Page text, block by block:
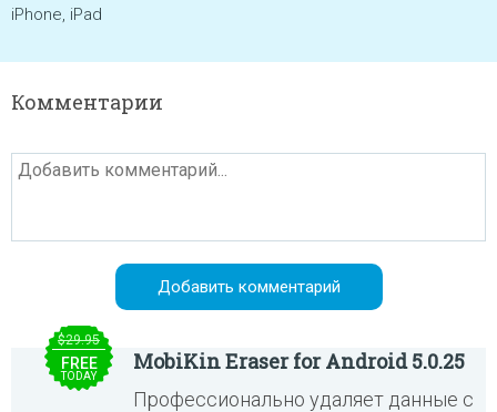
iPhone, iPad
Комментарии
$29.95
FREE
TODAY
MobiKin Eraser for Android 5.0.25
Профессионально удаляет данные с